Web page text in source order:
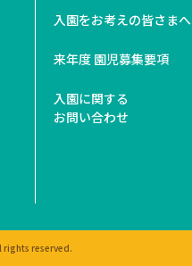
入園をお考えの皆さまへ
来年度 園児募集要項
入園に関する
お問い合わせ
rights reserved.